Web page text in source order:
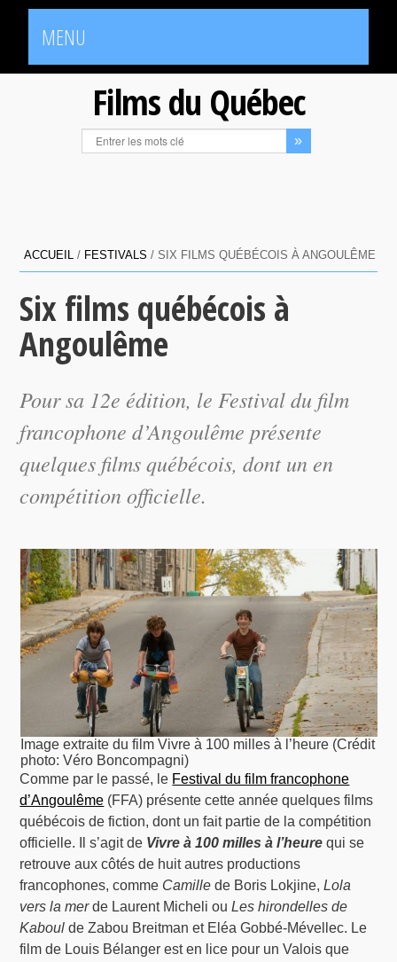
MENU
Films du Québec
ACCUEIL / FESTIVALS /SIX FILMS QUÉBÉCOIS À ANGOULÊME
Six films québécois à
Angoulême
Pour sa 12e édition, le Festival du film
francophone d’Angoulême présente
quelques films québécois, dont un en
compétition officielle.
Image extraite du film Vivre à 100 milles à l’heure (Crédit
photo: Véro Boncompagni)
Comme par le passé, le Festival du film francophone
d’Angoulême (FFA) présente cette année quelques films
québécois de fiction, dont un fait partie de la compétition
officielle. Il s’agit de Vivre à 100 milles à l’heure qui se
retrouve aux côtés de huit autres productions
francophones, comme Camille de Boris Lokjine,Lola
vers la merde Laurent Micheli ouLes hirondelles de
Kaboul de Zabou Breitman et Eléa Gobbé-Mévellec. Le
film de Louis Bélanger est en lice pour un Valois que